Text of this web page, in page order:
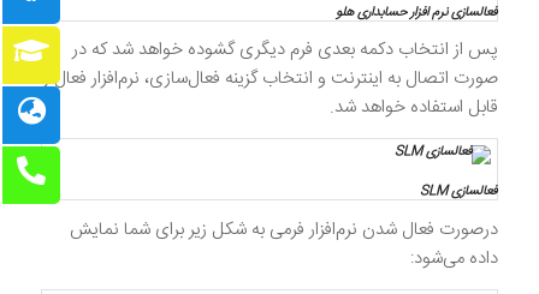
فعالسازی نرم افزار حسابداری هلو
پس از انتخاب دکمه بعدی فرم دیگری گشوده خواهد شد که در
صورت اتصال به اینترنت و انتخاب گزینه فعال‌سازی، نرم‌افزار فعال و
قابل استفاده خواهد شد.
فعالسازی SLM
درصورت فعال شدن نرم‌افزار فرمی به شکل زیر برای شما نمایش
داده می‌شود: